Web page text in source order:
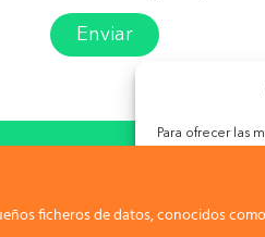
Para ofrecer las
puede afectar
Enviar
reservados.
ficheros de datos, conocidos